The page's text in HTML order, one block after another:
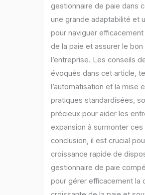
gestionnaire de paie dans
une grande adaptabilité et
pour naviguer
de la paie et assurer le
l’entreprise. Les conseils
évoqués dans cet article,
l’automatisation et la mise
pratiques standardisées,
précieux pour aider les
expansion à surmonter ces
conclusion, il est crucial
croissance rapide de
gestionnaire de paie
pour gérer efficacement la